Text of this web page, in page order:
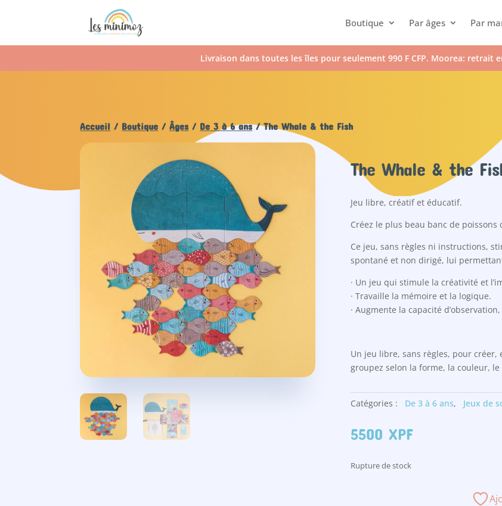
Boutique Par âges Par
Livraison dans toutes les îles pour seulement 990 F CFP. Moorea: retrait
Accueil / Boutique /Âges/ De 3 à 6 ans/ The Whale & the Fish
The Whale & the
Jeu libre, créatif et éducatif.
Créez le plus beau banc de poissons
Ce jeu, sans règles ni instructions,
spontané et non dirigé, lui
· Un jeu qui stimule la créativité et
· Travaille la mémoire et la logique.
· Augmente la capacité
Un jeu libre, sans règles, pour
groupez selon la forme, la couleur,
Catégories : De 3 à 6 ans, Jeux de
5500XPF
Rupture de stock